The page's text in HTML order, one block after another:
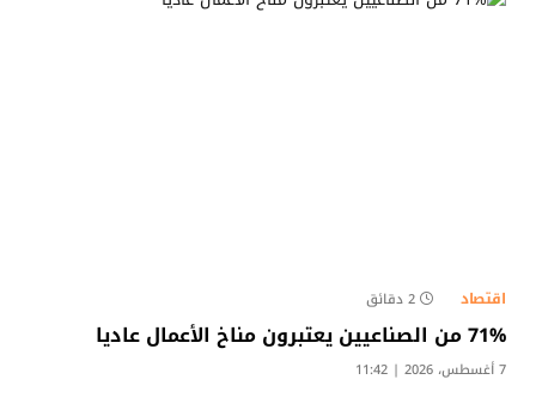
اقتصاد 2 دقائق
71% من الصناعيين يعتبرون مناخ الأعمال عاديا
7 أغسطس، 2026 | 11:42